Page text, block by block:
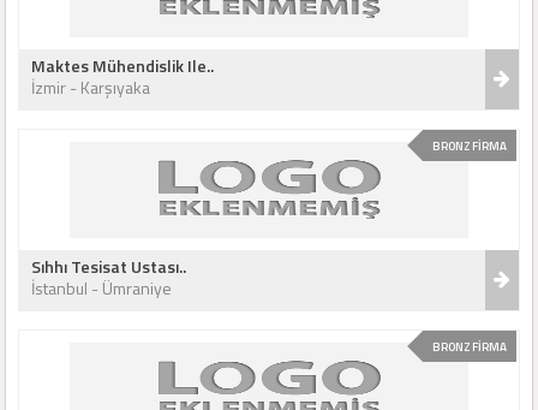
Maktes Mühendislik Ile..
İzmir - Karşıyaka
BRONZ FİRMA
Sıhhı Tesisat Ustası..
İstanbul - Ümraniye
BRONZ FİRMA